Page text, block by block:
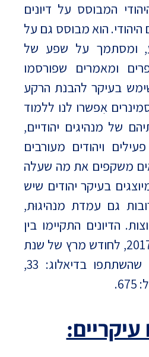
המבוסס על דיונים
הוא מבוסס גם על
ומסתמך על שפע של
ומאמרים שפורסמו
בעיקר להבנת הרקע
אִפשרו לנו ללמוד
של מנהיגים יהודיים,
ויהודים מעורבים
משקפים את מה שעלה
בעיקר יהודים שיש
גם עמדת מנהיגוּת,
הדיונים התקיימו בין
חודש נובמבר של שנת 2017, לחודש מרץ של שנת
2018. מספר הקבוצות שהשתתפו בדיאלוג: 33,